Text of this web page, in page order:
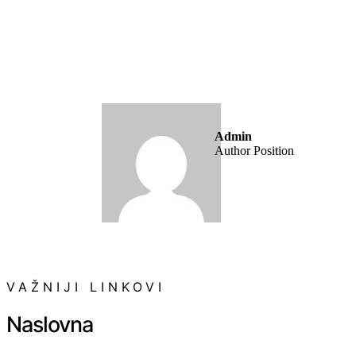
Admin
Author Position
VAŽNIJI LINKOVI
Naslovna